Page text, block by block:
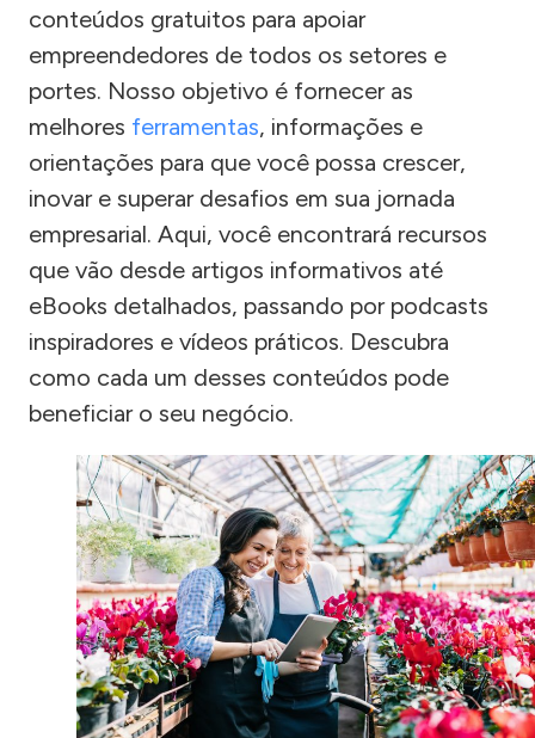
conteúdos gratuitos para apoiar
empreendedores de todos os setores e
portes. Nosso objetivo é fornecer as
melhores ferramentas, informações e
orientações para que você possa crescer,
inovar e superar desafios em sua jornada
empresarial. Aqui, você encontrará recursos
que vão desde artigos informativos até
eBooks detalhados, passando por podcasts
inspiradores e vídeos práticos. Descubra
como cada um desses conteúdos pode
beneficiar o seu negócio.